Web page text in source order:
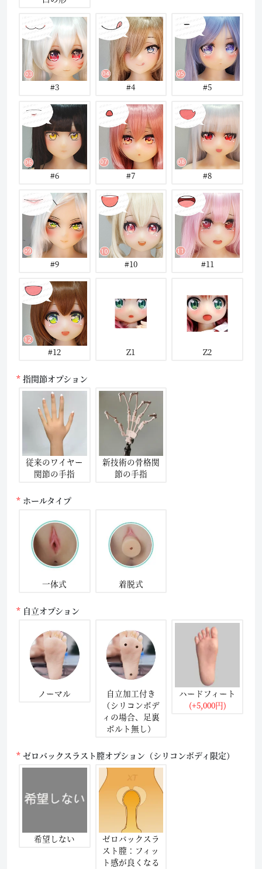
#3 #4 #5
#6 #7 #8
#9 #10 #11
#12 Z1 Z2
指関節オプション
従来のワイヤー
関節の手指
新技術の骨格関
節の手指
ホールタイプ
一体式 着脱式
自立オプション
ノーマル
自立加工付き
（シリコンボデ
ィの場合、足裏
ボルト無し）
ハードフィート
(+5,000円)
ゼロバックスラスト膣オプション（シリコンボディ限定）
希望しない
ゼロバックスラ
スト膣：フィッ
ト感が良くなる